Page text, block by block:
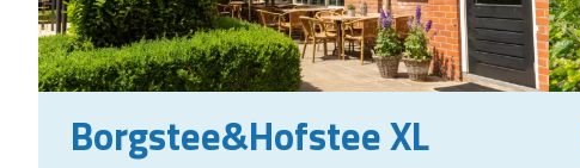
Borgstee&Hofstee XL